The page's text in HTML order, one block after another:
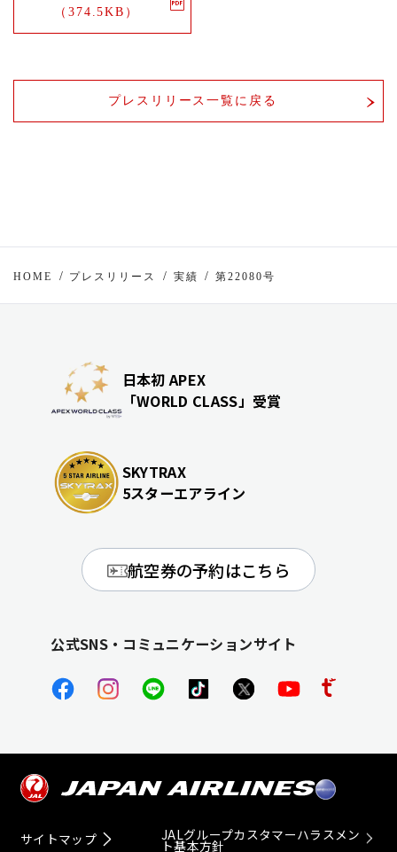
（374.5KB）
プレスリリース一覧に戻る
HOME プレスリリース 実績 第22080号
日本初 APEX
「WORLD CLASS」受賞
SKYTRAX
5スターエアライン
航空券の予約はこちら
公式SNS・コミュニケーションサイト
サイトマップ JALグループカスタマーハラスメン
ト基本方針